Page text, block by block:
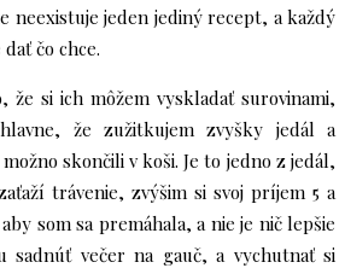
neexistuje jeden jediný recept, a každý
čo chce.
že si ich môžem vyskladať surovinami,
že zužitkujem zvyšky jedál a
skončili v koši. Je to jedno z jedál,
trávenie, zvýšim si svoj príjem 5 a
som sa premáhala, a nie je nič lepšie
sadnúť večer na gauč, a vychutnať si